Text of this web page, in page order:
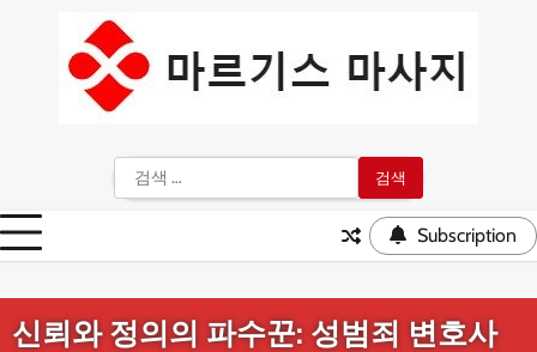
색:
Subscription
신뢰와 정의의 파수꾼: 성범죄 변호사